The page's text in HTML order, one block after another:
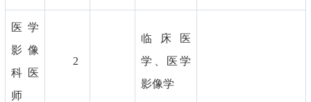
医学
影像
科医
师
2
临床医
学、医学
影像学